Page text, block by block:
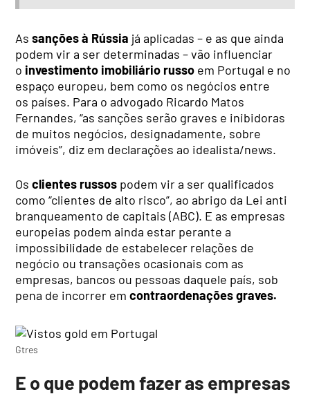
Assanções à Rússia já aplicadas – e as que ainda
podem vir a ser determinadas – vão influenciar
o investimento imobiliário russo em Portugal e no
espaço europeu, bem como os negócios entre
os países. Para o advogado Ricardo Matos
Fernandes, “as sanções serão graves e inibidoras
de muitos negócios, designadamente, sobre
imóveis”, diz em declarações ao idealista/news.
Osclientes russos podem vir a ser qualificados
como “clientes de alto risco”, ao abrigo da Lei anti
branqueamento de capitais (ABC). E as empresas
europeias podem ainda estar perante a
impossibilidade de estabelecer relações de
negócio ou transações ocasionais com as
empresas, bancos ou pessoas daquele país, sob
pena de incorrer emcontraordenações graves.
Gtres
E o que podem fazer as empresas